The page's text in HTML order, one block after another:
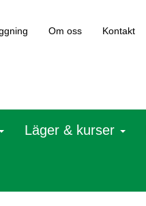
Om oss Kontakt
Läger & kurser